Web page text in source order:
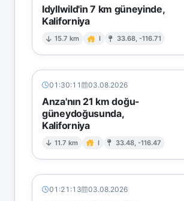
Idyllwild'in 7 km güneyinde,
Kaliforniya
15.7 km I 33.68, -116.71
01:30:11 03.08.2026
Anza'nın 21 km doğu-
güneydoğusunda,
Kaliforniya
11.7 km I 33.48, -116.47
01:21:13 03.08.2026